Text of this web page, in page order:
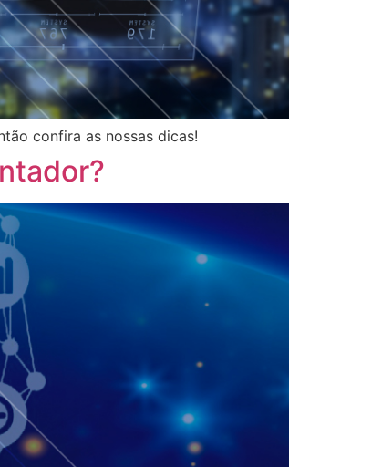
confira as nossas dicas!